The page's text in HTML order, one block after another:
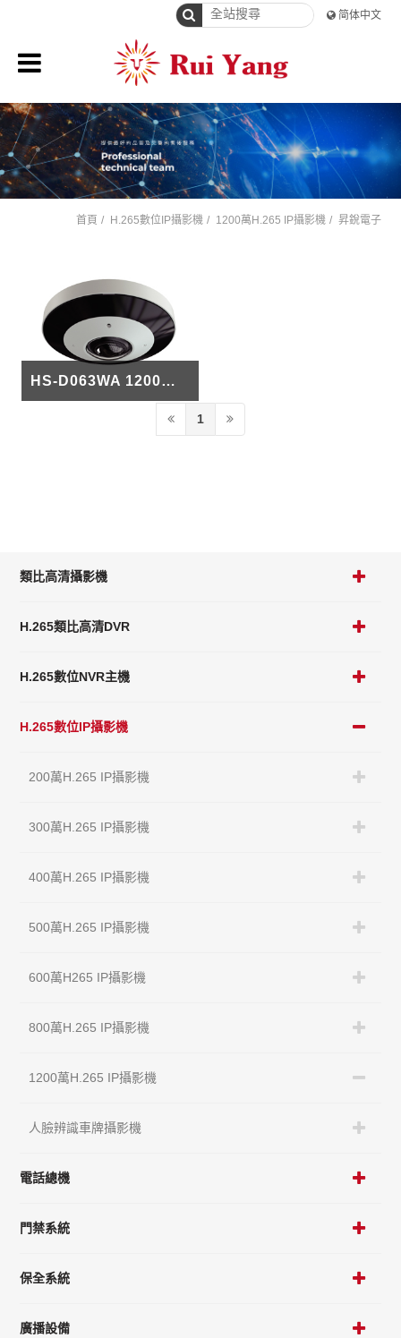
简体中文
類比高清攝影機
H.265類比高清DVR
H.265數位NVR主機
H.265數位IP攝影機
200萬H.265 IP攝影機
300萬H.265 IP攝影機
400萬H.265 IP攝影機
500萬H.265 IP攝影機
600萬H265 IP攝影機
800萬H.265 IP攝影機
1200萬H.265 IP攝影機
人臉辨識車牌攝影機
電話總機
門禁系統
保全系統
廣播設備
首頁 H.265數位IP攝影機 1200萬H.265 IP攝影機 昇銳電子
HS-D063WA 1200萬 全景 紅外線 IP攝影機
1